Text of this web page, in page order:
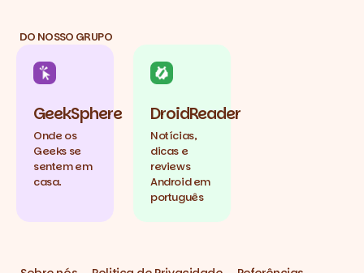
DO NOSSO GRUPO
GeekSphere
Onde os
Geeks se
sentem em
casa.
DroidReader
Notícias,
dicas e
reviews
Android em
português